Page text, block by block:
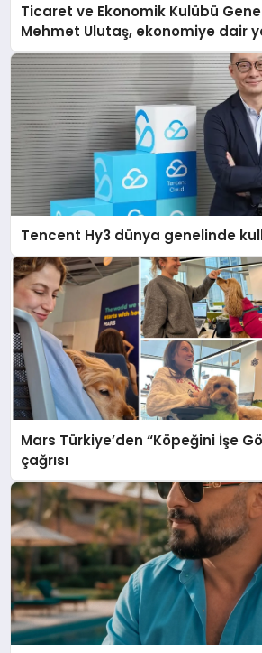
Ticaret ve Ekonomik Kulübü Genel
Mehmet Ulutaş, ekonomiye dair
açıklamada şunları kaydetti:
Tencent Hy3 dünya genelinde
Mars Türkiye’den “Köpeğini İşe
çağrısı